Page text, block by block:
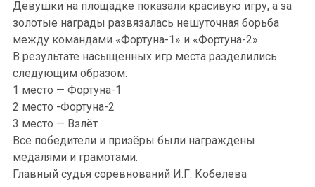
Девушки на площадке показали красивую игру, а за
золотые награды развязалась нешуточная борьба
между командами «Фортуна-1» и «Фортуна-2».
В результате насыщенных игр места разделились
следующим образом:
1 место — Фортуна-1
2 место -Фортуна-2
3 место — Взлёт
Все победители и призёры были награждены
медалями и грамотами.
Главный судья соревнований И.Г. Кобелева